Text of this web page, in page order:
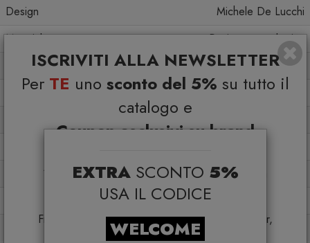
ISCRIVITI ALLA NEWSLETTER
Per TE uno sconto del 5% su tutto il
catalogo e
Coupon esclusivi su brand
*Coupon non cumulabile con altre promo e non
applicabile su:
Smeg, Bontempi Casa, Samsonite, BBB Italia,
Franke, Gufram, Memphis, Plust, Samsung, Faber,
Dunavox, Zafferano, VG, Slide
EXTRA SCONTO 5%
USA IL CODICE
WELCOME
Design
Michele De Lucchi
Materiale
Resina termoplastica
Larghezza
34
Profondità
18,5
Colore in vetrina
Da esterno